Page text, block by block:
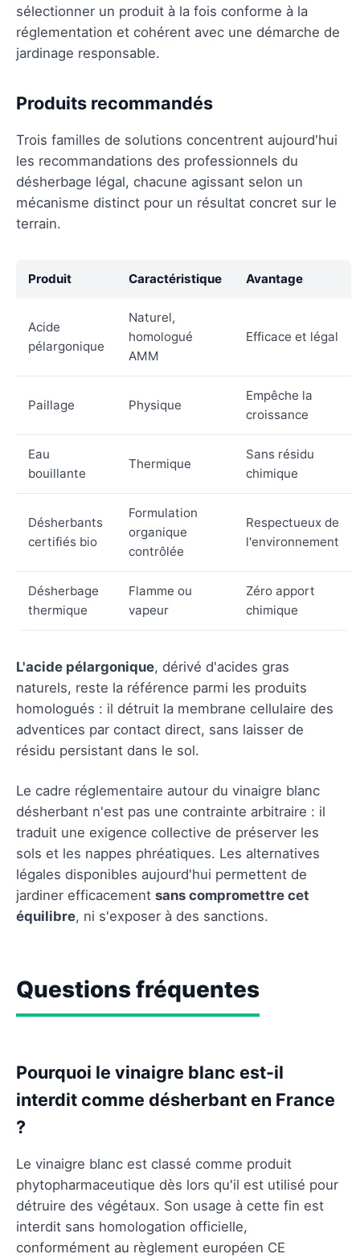
sélectionner un produit à la fois conforme à la
réglementation et cohérent avec une démarche de
jardinage responsable.
Produits recommandés
Trois familles de solutions concentrent aujourd'hui
les recommandations des professionnels du
désherbage légal, chacune agissant selon un
mécanisme distinct pour un résultat concret sur le
terrain.
Produit Caractéristique Avantage
Acide
pélargonique
Naturel,
homologué
AMM
Efficace et légal
Paillage Physique
Empêche la
croissance
Eau
bouillante
Thermique
Sans résidu
chimique
Désherbants
certifiés bio
Formulation
organique
contrôlée
Respectueux de
l'environnement
Désherbage
thermique
Flamme ou
vapeur
Zéro apport
chimique
L'acide pélargonique, dérivé d'acides gras
naturels, reste la référence parmi les produits
homologués : il détruit la membrane cellulaire des
adventices par contact direct, sans laisser de
résidu persistant dans le sol.
Le cadre réglementaire autour du vinaigre blanc
désherbant n'est pas une contrainte arbitraire : il
traduit une exigence collective de préserver les
sols et les nappes phréatiques. Les alternatives
légales disponibles aujourd'hui permettent de
jardiner efficacement sans compromettre cet
équilibre, ni s'exposer à des sanctions.
Questions fréquentes
Pourquoi le vinaigre blanc est-il
interdit comme désherbant en France
?
Le vinaigre blanc est classé comme produit
phytopharmaceutique dès lors qu'il est utilisé pour
détruire des végétaux. Son usage à cette fin est
interdit sans homologation officielle,
conformément au règlement européen CE